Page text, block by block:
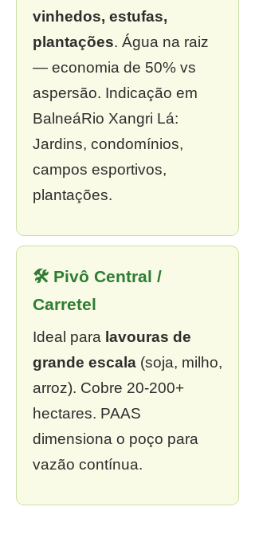
vinhedos, estufas,
plantações. Água na raiz
— economia de 50% vs
aspersão. Indicação em
BalneáRio Xangri Lá:
Jardins, condomínios,
campos esportivos,
plantações.
🛠 Pivô Central /
Carretel
Ideal para lavouras de
grande escala (soja, milho,
arroz). Cobre 20-200+
hectares. PAAS
dimensiona o poço para
vazão contínua.